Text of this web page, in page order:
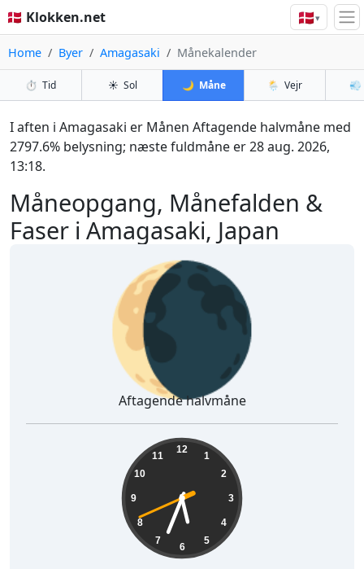
🇩🇰 Klokken.net 🇩🇰▾
Home Byer Amagasaki Månekalender
⏱️ Tid ☀️ Sol 🌙 Måne 🌦️ Vejr 💨
Måneopgang, Månefalden &
Faser i Amagasaki, Japan
I aften i Amagasaki er Månen Aftagende halvmåne med
2797.6% belysning; næste fuldmåne er 28 aug. 2026,
13:18.
🌘
Aftagende halvmåne
12
1
2
3
4
5
6
7
8
9
10
11